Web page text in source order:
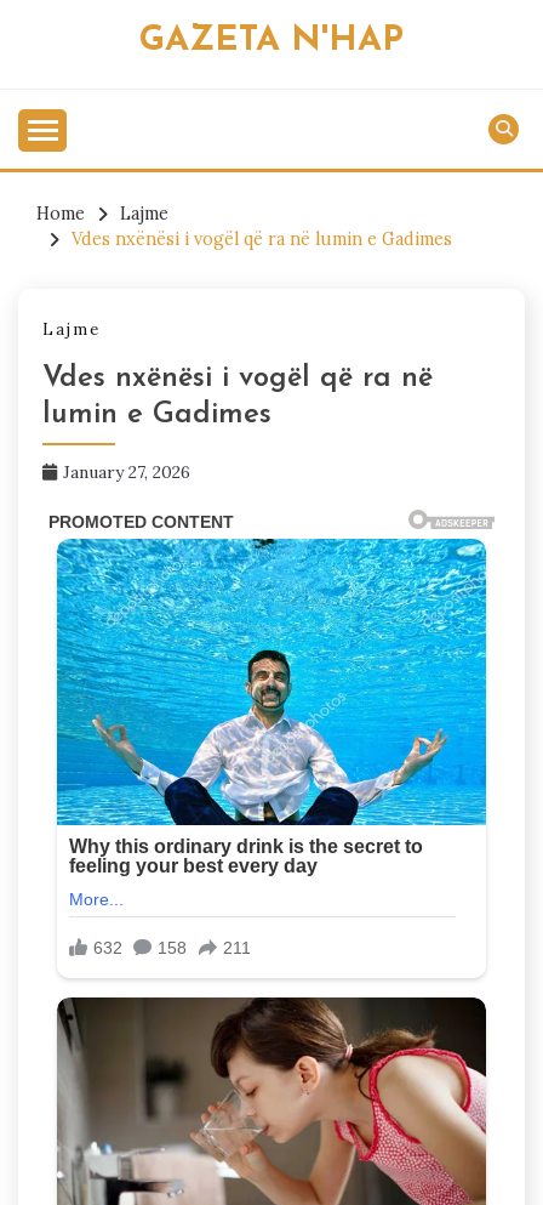
GAZETA N'HAP
Home
Lajme
Vdes nxënësi i vogël që ra në lumin e Gadimes
Lajme
Vdes nxënësi i vogël që ra në
lumin e Gadimes
January 27, 2026